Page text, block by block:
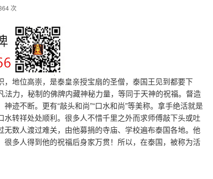
次
，地位高崇，是泰皇亲授宝扇的圣僧，泰国王见到都要下
法力，秘制的佛牌内藏神秘力量，等同于天神的祝福。督造
迹不断。更有“敲头和尚”“口水和尚”等美称。拿手绝活就是
水转祥处处顺利。很多人不惜千里之外而求师傅敲下头或吐
无数人渡过难关，由他募捐的寺庙、学校遍布泰国各地。他
很多人得到他的祝福后身家万贯！所以，在泰国，被称为活